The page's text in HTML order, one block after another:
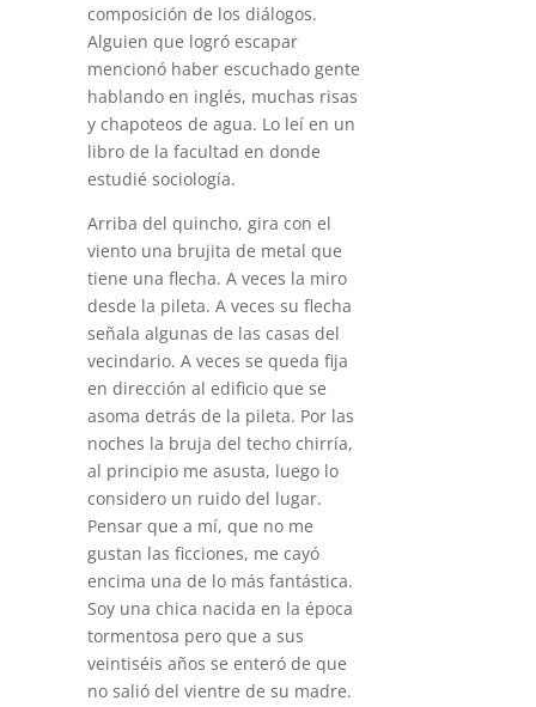
composición de los diálogos.
Alguien que logró escapar
mencionó haber escuchado gente
hablando en inglés, muchas risas
y chapoteos de agua. Lo leí en un
libro de la facultad en donde
estudié sociología.
Arriba del quincho, gira con el
viento una brujita de metal que
tiene una flecha. A veces la miro
desde la pileta. A veces su flecha
señala algunas de las casas del
vecindario. A veces se queda fija
en dirección al edificio que se
asoma detrás de la pileta. Por las
noches la bruja del techo chirría,
al principio me asusta, luego lo
considero un ruido del lugar.
Pensar que a mí, que no me
gustan las ficciones, me cayó
encima una de lo más fantástica.
Soy una chica nacida en la época
tormentosa pero que a sus
veintiséis años se enteró de que
no salió del vientre de su madre.